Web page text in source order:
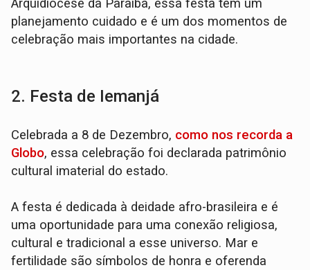
Arquidiocese da Paraíba, essa festa tem um
planejamento cuidado e é um dos momentos de
celebração mais importantes na cidade.
2. Festa de Iemanjá
Celebrada a 8 de Dezembro, como nos recorda a
Globo, essa celebração foi declarada patrimônio
cultural imaterial do estado.
A festa é dedicada à deidade afro-brasileira e é
uma oportunidade para uma conexão religiosa,
cultural e tradicional a esse universo. Mar e
fertilidade são símbolos de honra e oferenda